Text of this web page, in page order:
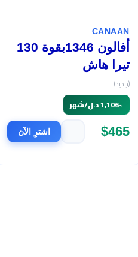
CANAAN
أفالون 1346بقوة 130
تيرا هاش
(جديد)
~1,106 د.ل/شهر
$465 اشترِ الآن